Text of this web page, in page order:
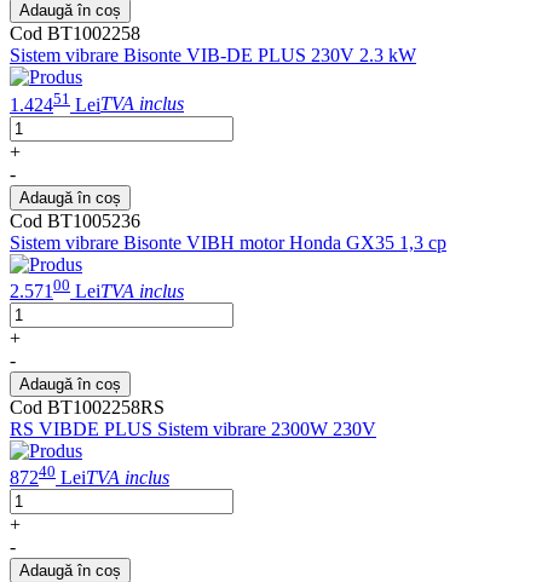
Adaugă în coș
Cod BT1002258
Sistem vibrare Bisonte VIB-DE PLUS 230V 2.3 kW
1.42451 LeiTVA inclus
+
-
Adaugă în coș
Cod BT1005236
Sistem vibrare Bisonte VIBH motor Honda GX35 1,3 cp
2.571 00 LeiTVA inclus
+
-
Adaugă în coș
Cod BT1002258RS
RS VIBDE PLUS Sistem vibrare 2300W 230V
87240 LeiTVA inclus
+
-
Adaugă în coș